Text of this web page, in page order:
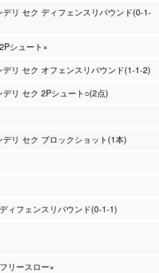
リ セク ディフェンスリバウンド(0-1-
シュート×
デリ セク オフェンスリバウンド(1-1-2)
リ セク 2Pシュート○(2点)
リ セク ブロックショット(1本)
ィフェンスリバウンド(0-1-1)
リースロー×